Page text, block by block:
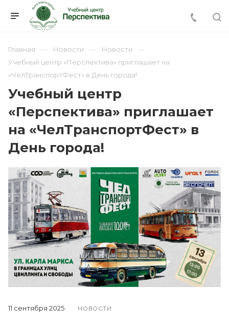
Главная Новости
Новости
Учебный центр «Перспектива» приглашает на
«ЧелТранспортФест» в День города!
Учебный центр
«Перспектива» приглашает
на «ЧелТранспортФест» в
День города!
11 сентября 2025 НОВОСТИ